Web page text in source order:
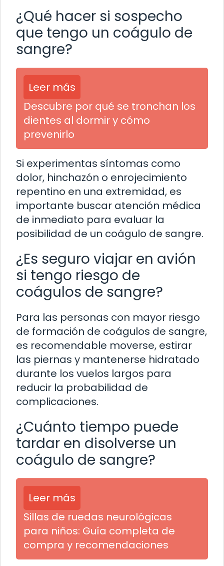
¿Qué hacer si sospecho
que tengo un coágulo de
sangre?
Leer más
Descubre por qué se tronchan los
dientes al dormir y cómo
prevenirlo
Si experimentas síntomas como
dolor, hinchazón o enrojecimiento
repentino en una extremidad, es
importante buscar atención médica
de inmediato para evaluar la
posibilidad de un coágulo de sangre.
¿Es seguro viajar en avión
si tengo riesgo de
coágulos de sangre?
Para las personas con mayor riesgo
de formación de coágulos de sangre,
es recomendable moverse, estirar
las piernas y mantenerse hidratado
durante los vuelos largos para
reducir la probabilidad de
complicaciones.
¿Cuánto tiempo puede
tardar en disolverse un
coágulo de sangre?
Leer más
Sillas de ruedas neurológicas
para niños: Guía completa de
compra y recomendaciones